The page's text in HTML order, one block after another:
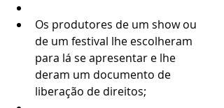
Os produtores de um show ou
de um festival lhe escolheram
para lá se apresentar e lhe
deram um documento de
liberação de direitos;